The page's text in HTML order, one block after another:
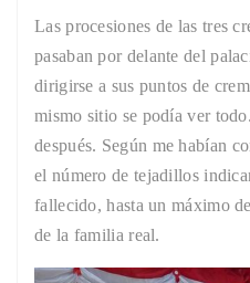
Las procesiones de las tres
pasaban por delante del
dirigirse a sus puntos de
mismo sitio se podía ver
después. Según me habían
el número de tejadillos
fallecido, hasta un máximo
de la familia real.